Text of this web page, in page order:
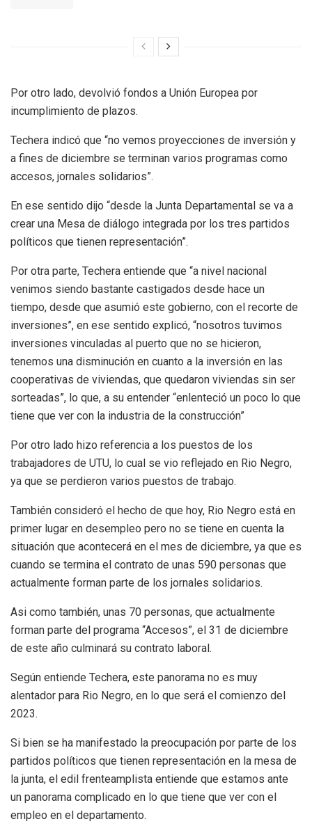
Por otro lado, devolvió fondos a Unión Europea por
incumplimiento de plazos.
Techera indicó que “no vemos proyecciones de inversión y
a fines de diciembre se terminan varios programas como
accesos, jornales solidarios”.
En ese sentido dijo “desde la Junta Departamental se va a
crear una Mesa de diálogo integrada por los tres partidos
políticos que tienen representación”.
Por otra parte, Techera entiende que “a nivel nacional
venimos siendo bastante castigados desde hace un
tiempo, desde que asumió este gobierno, con el recorte de
inversiones”, en ese sentido explicó, “nosotros tuvimos
inversiones vinculadas al puerto que no se hicieron,
tenemos una disminución en cuanto a la inversión en las
cooperativas de viviendas, que quedaron viviendas sin ser
sorteadas”, lo que, a su entender “enlenteció un poco lo que
tiene que ver con la industria de la construcción”
Por otro lado hizo referencia a los puestos de los
trabajadores de UTU, lo cual se vio reflejado en Rio Negro,
ya que se perdieron varios puestos de trabajo.
También consideró el hecho de que hoy, Rio Negro está en
primer lugar en desempleo pero no se tiene en cuenta la
situación que acontecerá en el mes de diciembre, ya que es
cuando se termina el contrato de unas 590 personas que
actualmente forman parte de los jornales solidarios.
Asi como también, unas 70 personas, que actualmente
forman parte del programa “Accesos”, el 31 de diciembre
de este año culminará su contrato laboral.
Según entiende Techera, este panorama no es muy
alentador para Rio Negro, en lo que será el comienzo del
2023.
Si bien se ha manifestado la preocupación por parte de los
partidos políticos que tienen representación en la mesa de
la junta, el edil frenteamplista entiende que estamos ante
un panorama complicado en lo que tiene que ver con el
empleo en el departamento.